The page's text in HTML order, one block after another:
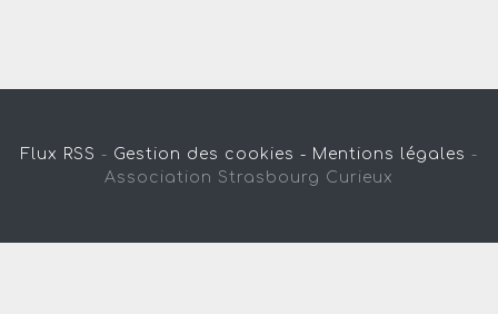
Flux RSS - Gestion des cookies - Mentions légales -
Association Strasbourg Curieux